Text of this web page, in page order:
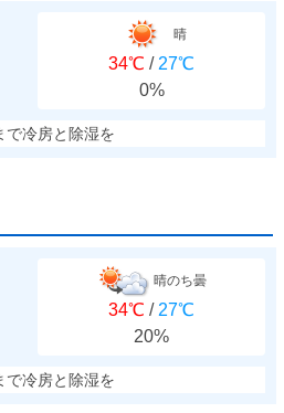
晴
34℃ / 27℃
0%
で冷房と除湿を
晴のち曇
34℃ / 27℃
20%
で冷房と除湿を